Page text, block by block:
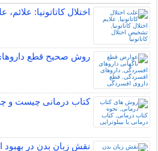
اختلال کاتاتونیا:
روش صحیح قطع
کتاب درمانی چیست و
نقش زبان بدن در بهبود